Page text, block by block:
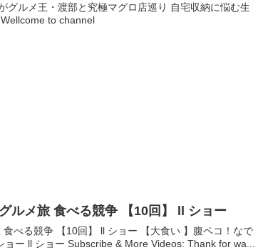
グルメ王・渡部と究極マグロ店巡り 自宅収納に悩む生
to channel
ルメ旅 食べる競争 【10回】 ll ショー
食べる競争 【10回】 ll ショー 【大食い 】腹ペコ！なで
ー ll ショー Subscribe & More Videos: Thank for wa...